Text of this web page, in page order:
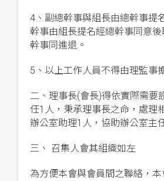
4、副總幹事與組長由總幹事提
幹事由組長提名經總幹事同意
幹事同進退。
5、以上工作人員不得由理監事
二、理事長(會長)得依實際需要
任1人，秉承理事長之命，處理
辦公室助理1人，協助辦公室主
三、 召集人會其組織如左
為方便本會與會員間之聯絡，本